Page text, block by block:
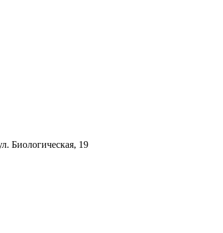
Биологическая, 19